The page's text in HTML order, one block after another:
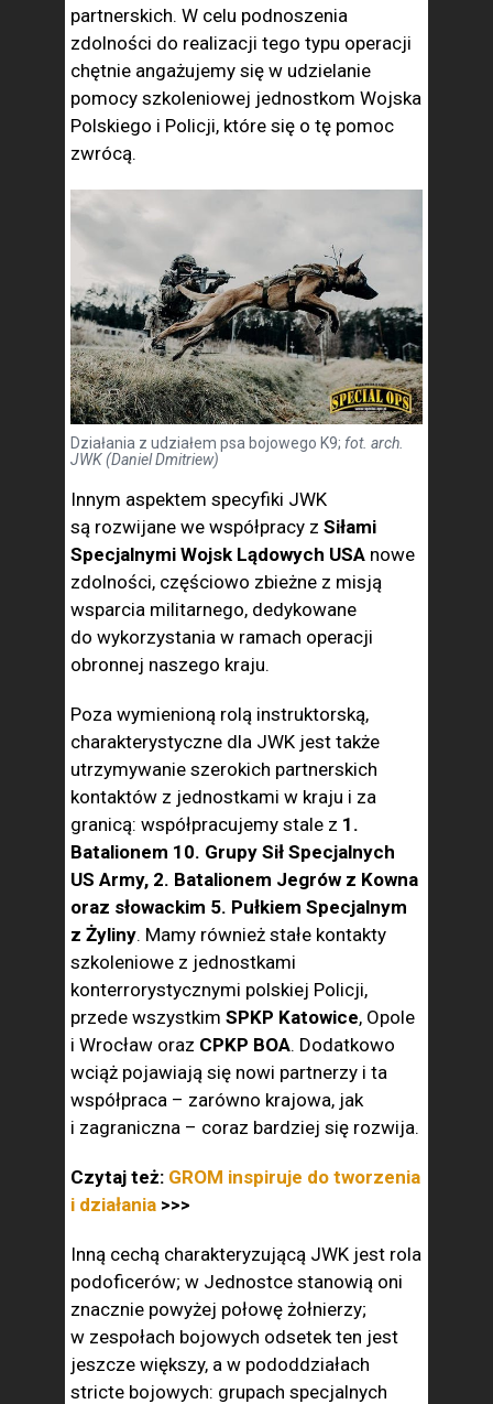
partnerskich. W celu podnoszenia
zdolności do realizacji tego typu operacji
chętnie angażujemy się w udzielanie
pomocy szkoleniowej jednostkom Wojska
Polskiego i Policji, które się o tę pomoc
zwrócą.
Działania z udziałem psa bojowego K9; fot. arch.
JWK (Daniel Dmitriew)
Innym aspektem specyfiki JWK
są rozwijane we współpracy z Siłami
Specjalnymi Wojsk Lądowych USA nowe
zdolności, częściowo zbieżne z misją
wsparcia militarnego, dedykowane
do wykorzystania w ramach operacji
obronnej naszego kraju.
Poza wymienioną rolą instruktorską,
charakterystyczne dla JWK jest także
utrzymywanie szerokich partnerskich
kontaktów z jednostkami w kraju i za
granicą: współpracujemy stale z 1.
Batalionem 10. Grupy Sił Specjalnych
US Army, 2. Batalionem Jegrów z Kowna
oraz słowackim 5. Pułkiem Specjalnym
z Żyliny. Mamy również stałe kontakty
szkoleniowe z jednostkami
konterrorystycznymi polskiej Policji,
przede wszystkim SPKP Katowice, Opole
i Wrocław oraz CPKP BOA. Dodatkowo
wciąż pojawiają się nowi partnerzy i ta
współpraca – zarówno krajowa, jak
i zagraniczna – coraz bardziej się rozwija.
Czytaj też: GROM inspiruje do tworzenia
i działania >>>
Inną cechą charakteryzującą JWK jest rola
podoficerów; w Jednostce stanowią oni
znacznie powyżej połowę żołnierzy;
w zespołach bojowych odsetek ten jest
jeszcze większy, a w pododdziałach
stricte bojowych: grupach specjalnych